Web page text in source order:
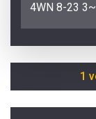
4WN 8-23 3~
1